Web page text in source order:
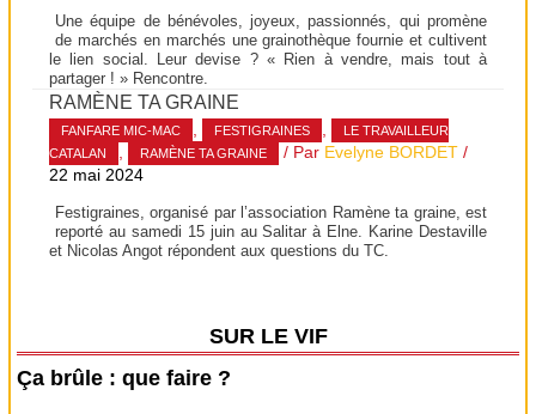
Une équipe de bénévoles, joyeux, passionnés, qui promène
de marchés en marchés une grainothèque fournie et cultivent
le lien social. Leur devise ? « Rien à vendre, mais tout à
partager ! » Rencontre.
RAMÈNE TA GRAINE
FANFARE MIC-MAC , FESTIGRAINES ,
LE TRAVAILLEUR
CATALAN
, RAMÈNE TA GRAINE / Par Evelyne BORDET /
22 mai 2024
Festigraines, organisé par l’association Ramène ta graine, est
reporté au samedi 15 juin au Salitar à Elne. Karine Destaville
et Nicolas Angot répondent aux questions du TC.
SUR LE VIF
Ça brûle : que faire ?